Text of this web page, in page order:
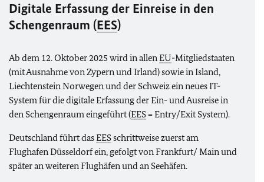
Digitale Erfassung der Einreise in den
Schengenraum (EES)
Ab dem 12. Oktober 2025 wird in allenEU-Mitgliedstaaten
(mit Ausnahme von Zypern und Irland) sowie in Island,
Liechtenstein Norwegen und der Schweiz ein neues IT-
System für die digitale Erfassung der Ein- und Ausreise in
den Schengenraum eingeführt (EES= Entry/Exit System).
Deutschland führt dasEESschrittweise zuerst am
Flughafen Düsseldorf ein, gefolgt von Frankfurt/ Main und
später an weiteren Flughäfen und an Seehäfen.